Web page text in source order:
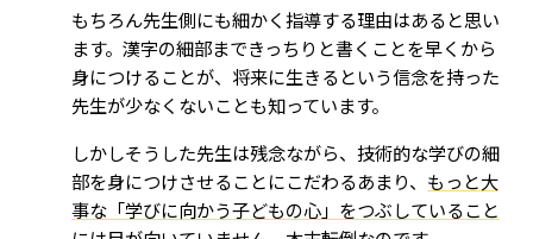
もちろん先生側にも細かく指導する理由はあると思い
ます。漢字の細部まできっちりと書くことを早くから
身につけることが、将来に生きるという信念を持った
先生が少なくないことも知っています。
しかしそうした先生は残念ながら、技術的な学びの細
部を身につけさせることにこだわるあまり、 もっと大
事な「学びに向かう子どもの心」をつぶしていること